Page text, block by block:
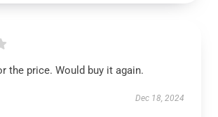
the price. Would buy it again.
Dec 18, 2024